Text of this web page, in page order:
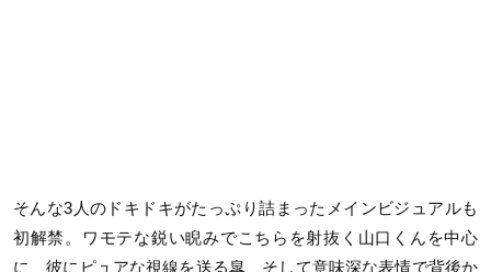
そんな3人のドキドキがたっぷり詰まったメインビジュアルも
初解禁。ワモテな鋭い睨みでこちらを射抜く山口くんを中心
に、彼にピュアな視線を送る皐、そして意味深な表情で背後か